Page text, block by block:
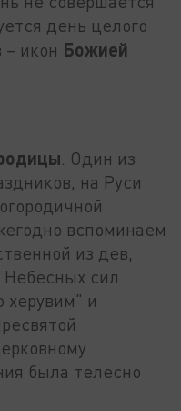
день целого
– икон Божией
. Один из
на Руси
вспоминаем
из дев,
сил
херувим" и
была телесно